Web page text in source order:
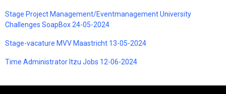
Stage Project Management/Eventmanagement University
Challenges SoapBox 24-05-2024
Stage-vacature MVV Maastricht 13-05-2024
Time Administrator Itzu Jobs 12-06-2024